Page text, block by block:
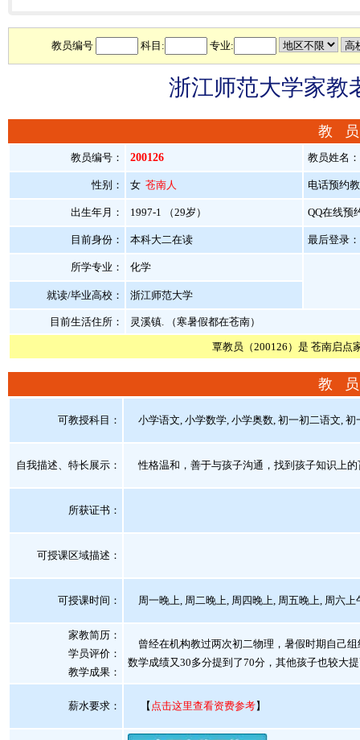
教员编号 科目: 专业:
浙江师范大学家
教
教员编号： 200126 教员姓名
性别： 女 苍南人 电话预约
出生年月： 1997-1 （29岁） QQ在线预
目前身份： 本科大二在读 最后登录
所学专业： 化学
就读/毕业高校： 浙江师范大学
目前生活住所： 灵溪镇. （寒暑假都在苍南）
覃教员（200126）是 苍南启点
教
可教授科目： 小学语文, 小学数学, 小学奥数, 初一初二语文,
自我描述、特长展示 ： 性格温和，善于与孩子沟通，找到孩子知识上的
所获证书 ：
可授课区域描述：
可授课时间： 周一晚上, 周二晚上, 周四晚上, 周五晚上, 周六
家教简历：
学员评价：
教学成果：
曾经在机构教过两次初二物理，暑假时期自己
数学成绩又30多分提到了70分，其他孩子也较大
薪水要求： 【 点击这里查看资费参考】